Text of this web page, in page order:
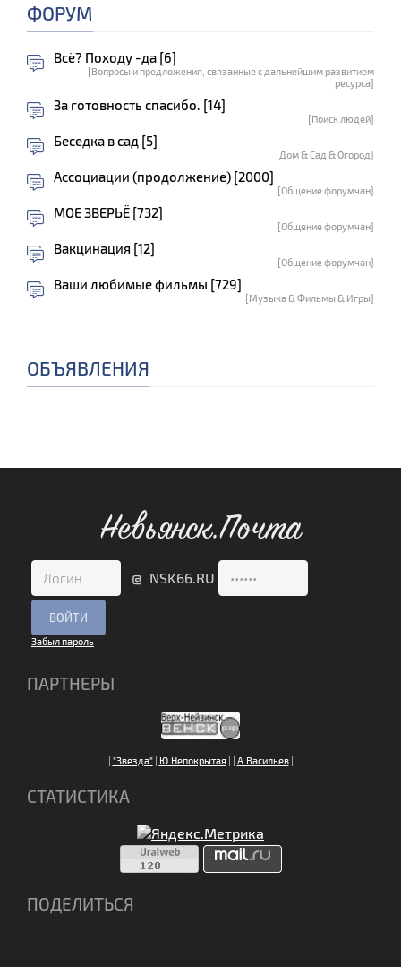
ФОРУМ
Всё? Походу -да [6]
[Вопросы и предложения, связанные с дальнейшим развитием
ресурса]
За готовность спасибо. [14]
[Поиск людей]
Беседка в сад [5]
[Дом & Сад & Огород]
Ассоциации (продолжение) [2000]
[Общение форумчан]
МОЕ ЗВЕРЬЁ [732]
[Общение форумчан]
Вакцинация [12]
[Общение форумчан]
Ваши любимые фильмы [729]
[Музыка & Фильмы & Игры]
ОБЪЯВЛЕНИЯ
Невьянск.Почта
@ NSK66.RU
Забыл пароль
ПАРТНЕРЫ
| "Звезда"| Ю.Непокрытая| | А.Васильев|
СТАТИСТИКА
ПОДЕЛИТЬСЯ